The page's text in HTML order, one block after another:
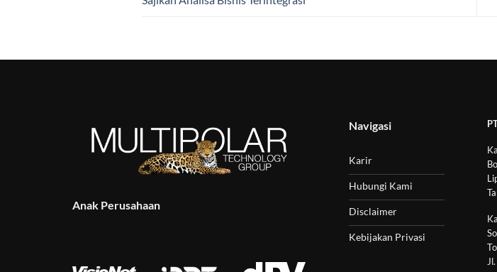
Anak Perusahaan
Navigasi
Karir
Hubungi Kami
Disclaimer
Kebijakan Privasi